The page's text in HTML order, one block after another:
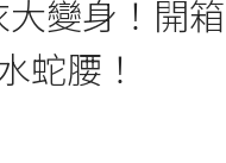
變身！開
蛇腰！